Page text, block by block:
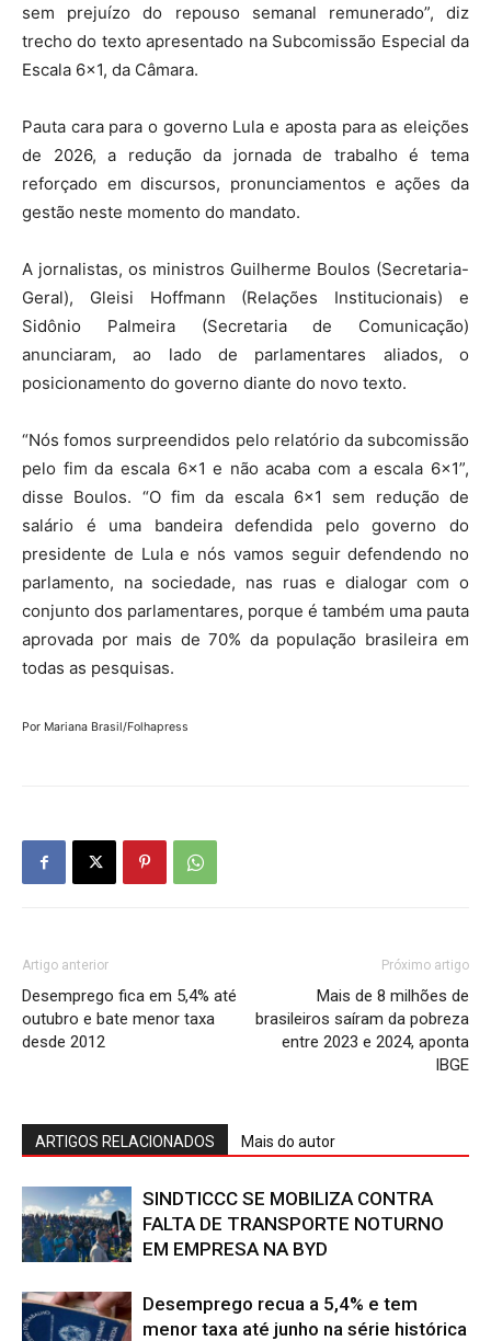
sem prejuízo do repouso semanal remunerado”, diz
trecho do texto apresentado na Subcomissão Especial da
Escala 6×1, da Câmara.
Pauta cara para o governo Lula e aposta para as eleições
de 2026, a redução da jornada de trabalho é tema
reforçado em discursos, pronunciamentos e ações da
gestão neste momento do mandato.
A jornalistas, os ministros Guilherme Boulos (Secretaria-
Geral), Gleisi Hoffmann (Relações Institucionais) e
Sidônio Palmeira (Secretaria de Comunicação)
anunciaram, ao lado de parlamentares aliados, o
posicionamento do governo diante do novo texto.
“Nós fomos surpreendidos pelo relatório da subcomissão
pelo fim da escala 6×1 e não acaba com a escala 6×1”,
disse Boulos. “O fim da escala 6×1 sem redução de
salário é uma bandeira defendida pelo governo do
presidente de Lula e nós vamos seguir defendendo no
parlamento, na sociedade, nas ruas e dialogar com o
conjunto dos parlamentares, porque é também uma pauta
aprovada por mais de 70% da população brasileira em
todas as pesquisas.
Por Mariana Brasil/Folhapress
Artigo anterior
Desemprego fica em 5,4% até
outubro e bate menor taxa
desde 2012
Próximo artigo
Mais de 8 milhões de
brasileiros saíram da pobreza
entre 2023 e 2024, aponta
IBGE
ARTIGOS RELACIONADOS Mais do autor
SINDTICCC SE MOBILIZA CONTRA
FALTA DE TRANSPORTE NOTURNO
EM EMPRESA NA BYD
Desemprego recua a 5,4% e tem
menor taxa até junho na série histórica